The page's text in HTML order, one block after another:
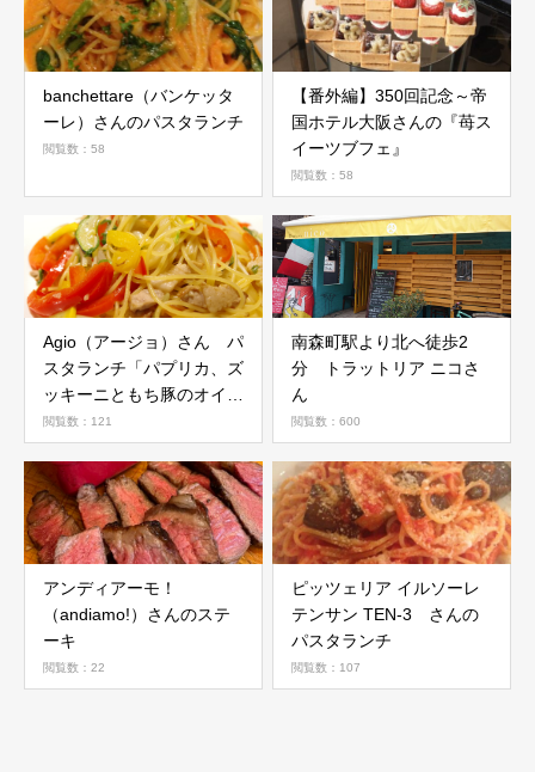
banchettare（バンケッタ
ーレ）さんのパスタランチ
閲覧数：58
【番外編】350回記念～帝
国ホテル大阪さんの『苺ス
イーツブフェ』
閲覧数：58
Agio（アージョ）さん パ
スタランチ「パプリカ、ズ
ッキーニともち豚のオイル
ソース」
閲覧数：121
南森町駅より北へ徒歩2
分 トラットリア ニコさ
ん
閲覧数：600
アンディアーモ！
（andiamo!）さんのステ
ーキ
閲覧数：22
ピッツェリア イルソーレ
テンサン TEN-3 さんの
パスタランチ
閲覧数：107